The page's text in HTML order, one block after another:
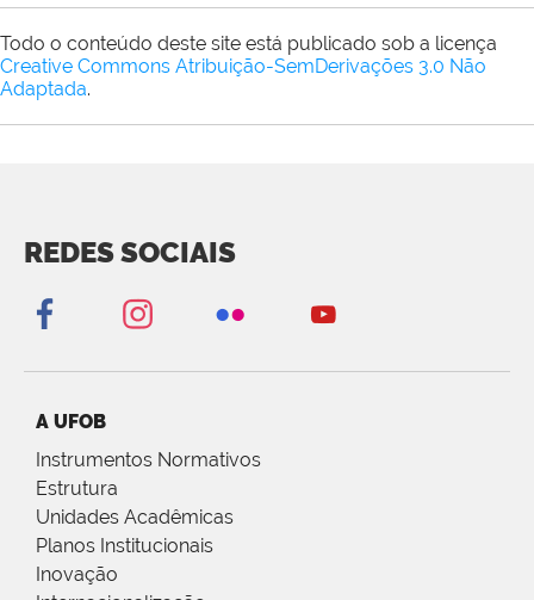
Todo o conteúdo deste site está publicado sob a licença
Creative Commons Atribuição-SemDerivações 3.0 Não
Adaptada.
REDES SOCIAIS
A UFOB
Instrumentos Normativos
Estrutura
Unidades Acadêmicas
Planos Institucionais
Inovação